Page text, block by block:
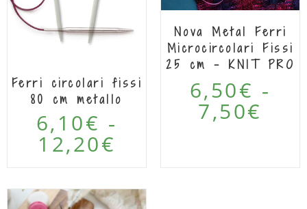
Ferri circolari fissi
80 cm metallo
6,10€ -
12,20€
Nova Metal Ferri
Microcircolari Fissi
25 cm – KNIT PRO
–
6,50€ -
7,50€